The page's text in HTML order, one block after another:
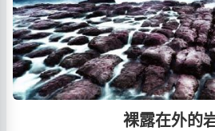
裸露在外的